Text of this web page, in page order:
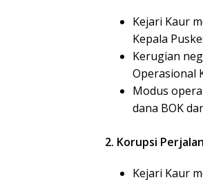
Kejari Kaur
Kepala
Kerugian
Operasional
Modus
dana BOK
2. Korupsi
Kejari Kaur